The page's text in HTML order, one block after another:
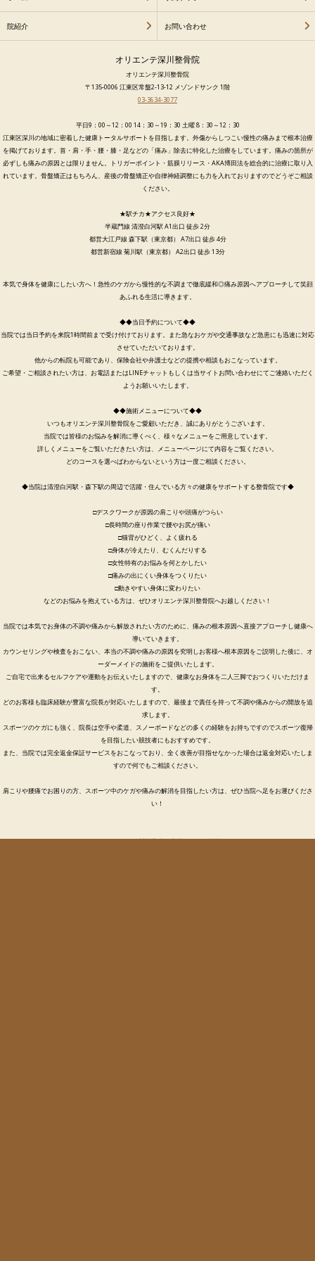
院紹介 お問い合わせ
オリエンテ深川整骨院
オリエンテ深川整骨院
〒135-0006 江東区常盤2-13-12 メゾンドサンク 1階
03-3634-3077
平日9：00～12：00 14：30～19：30 土曜 8：30～12：30
江東区深川の地域に密着した健康トータルサポートを目指します。外傷からしつこい慢性の痛みまで根本治療
を掲げております。首・肩・手・腰・膝・足などの「痛み」除去に特化した治療をしています。痛みの箇所が
必ずしも痛みの原因とは限りません。トリガーポイント・筋膜リリース・AKA博田法を総合的に治療に取り入
れています。骨盤矯正はもちろん、産後の骨盤矯正や自律神経調整にも力を入れておりますのでどうぞご相談
ください。
★駅チカ★アクセス良好★
半蔵門線 清澄白河駅 A1出口 徒歩 2分
都営大江戸線 森下駅（東京都） A7出口 徒歩 4分
都営新宿線 菊川駅（東京都） A2出口 徒歩 13分
本気で身体を健康にしたい方へ！急性のケガから慢性的な不調まで徹底緩和◎痛み原因へアプローチして笑顔
あふれる生活に導きます。
◆◆当日予約について◆◆
当院では当日予約を来院1時間前まで受け付けております。また急なおケガや交通事故など急患にも迅速に対応
させていただいております。
他からの転院も可能であり、保険会社や弁護士などの提携や相談もおこなっています。
ご希望・ご相談されたい方は、お電話またはLINEチャットもしくは当サイトお問い合わせにてご連絡いただく
ようお願いいたします。
◆◆施術メニューについて◆◆
いつもオリエンテ深川整骨院をご愛顧いただき、誠にありがとうございます。
当院では皆様のお悩みを解消に導くべく、様々なメニューをご用意しています。
詳しくメニューをご覧いただきたい方は、メニューページにて内容をご覧ください。
どのコースを選べばわからないという方は一度ご相談ください。
◆当院は清澄白河駅・森下駅の周辺で活躍・住んでいる方々の健康をサポートする整骨院です◆
□デスクワークが原因の肩こりや頭痛がつらい
□長時間の座り作業で腰やお尻が痛い
□猫背がひどく、よく疲れる
□身体が冷えたり、むくんだりする
□女性特有のお悩みを何とかしたい
□痛みの出にくい身体をつくりたい
□動きやすい身体に変わりたい
などのお悩みを抱えている方は、ぜひオリエンテ深川整骨院へお越しください！
当院では本気でお身体の不調や痛みから解放されたい方のために、痛みの根本原因へ直接アプローチし健康へ
導いていきます。
カウンセリングや検査をおこない、本当の不調や痛みの原因を究明しお客様へ根本原因をご説明した後に、オ
ーダーメイドの施術をご提供いたします。
ご自宅で出来るセルフケアや運動をお伝えいたしますので、健康なお身体を二人三脚でおつくりいただけま
す。
どのお客様も臨床経験が豊富な院長が対応いたしますので、最後まで責任を持って不調や痛みからの開放を追
求します。
スポーツのケガにも強く、院長は空手や柔道、スノーボードなどの多くの経験をお持ちですのでスポーツ復帰
を目指したい競技者にもおすすめです。
また、当院では完全返金保証サービスをおこなっており、全く改善が目指せなかった場合は返金対応いたしま
すので何でもご相談ください。
肩こりや腰痛でお困りの方、スポーツ中のケガや痛みの解消を目指したい方は、ぜひ当院へ足をお運びくださ
い！
・オリエンテ深川整骨院の先生からのご挨拶